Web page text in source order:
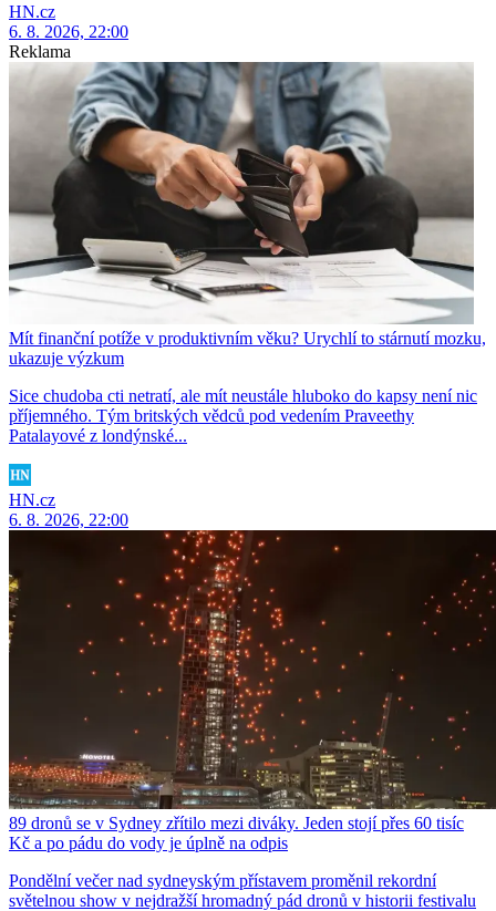
HN.cz
6. 8. 2026, 22:00
Reklama
Mít finanční potíže v produktivním věku? Urychlí to stárnutí mozku,
ukazuje výzkum
Sice chudoba cti netratí, ale mít neustále hluboko do kapsy není nic
příjemného. Tým britských vědců pod vedením Praveethy
Patalayové z londýnské...
HN.cz
6. 8. 2026, 22:00
89 dronů se v Sydney zřítilo mezi diváky. Jeden stojí přes 60 tisíc
Kč a po pádu do vody je úplně na odpis
Pondělní večer nad sydneyským přístavem proměnil rekordní
světelnou show v nejdražší hromadný pád dronů v historii festivalu